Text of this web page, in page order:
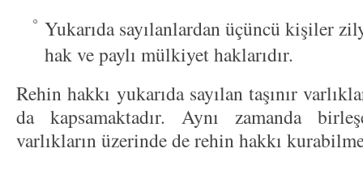
Yukarıda sayılanlardan üçüncü kişiler
hak ve paylı mülkiyet haklarıdır.
Rehin hakkı yukarıda sayılan taşınır
da kapsamaktadır. Aynı zamanda
varlıkların üzerinde de rehin hakkı